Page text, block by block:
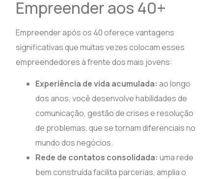
Empreender aos 40+
Empreender após os 40 oferece vantagens
significativas que muitas vezes colocam esses
empreendedores à frente dos mais jovens:
Experiência de vida acumulada: ao longo
dos anos, você desenvolve habilidades de
comunicação, gestão de crises e resolução
de problemas, que se tornam diferenciais no
mundo dos negócios.
Rede de contatos consolidada: uma rede
bem construída facilita parcerias, amplia o